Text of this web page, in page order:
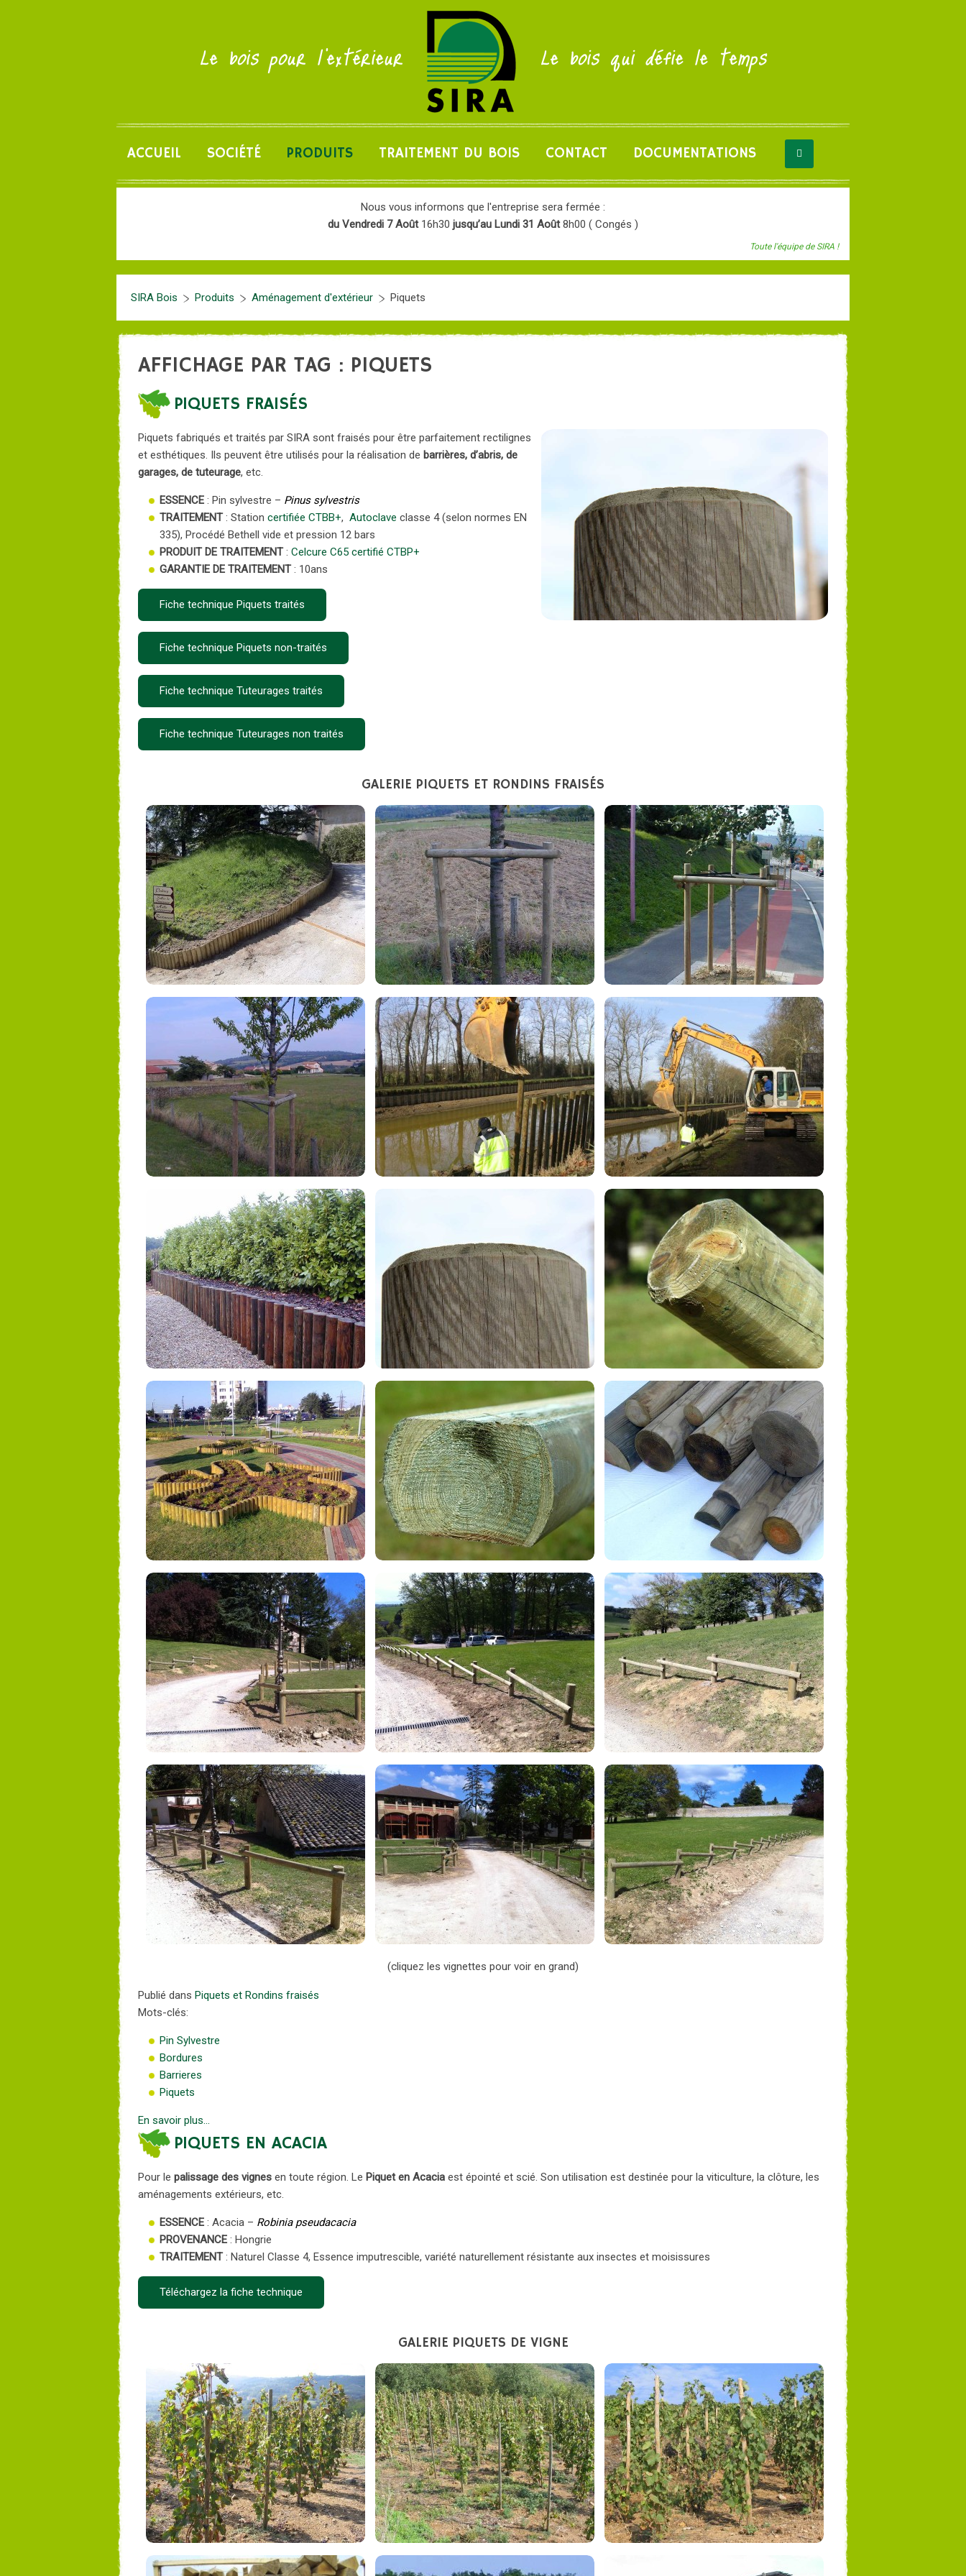
Le bois pour l'extérieur Le bois qui défie le temps
ACCUEIL SOCIÉTÉ PRODUITS TRAITEMENT DU BOIS CONTACT DOCUMENTATIONS
Nous vous informons que l'entreprise sera fermée :
du Vendredi 7 Août 16h30 jusqu’au Lundi 31 Août8h00 ( Congés )
Toute l'équipe de SIRA !
SIRA Bois Produits Aménagement d'extérieur Piquets
AFFICHAGE PAR TAG : PIQUETS
PIQUETS FRAISÉS
Piquets fabriqués et traités par SIRA sont fraisés pour être parfaitement rectilignes
et esthétiques. Ils peuvent être utilisés pour la réalisation de barrières, d’abris, de
garages, de tuteurage, etc.
ESSENCE : Pin sylvestre – Pinus sylvestris
TRAITEMENT: Station certifiée CTBB+, Autoclave classe 4 (selon normes EN
335), Procédé Bethell vide et pression 12 bars
PRODUIT DE TRAITEMENT: Celcure C65 certifié CTBP+
GARANTIE DE TRAITEMENT: 10ans
Fiche technique Piquets traités
Fiche technique Piquets non-traités
Fiche technique Tuteurages traités
Fiche technique Tuteurages non traités
GALERIE PIQUETS ET RONDINS FRAISÉS
(cliquez les vignettes pour voir en grand)
Publié dans Piquets et Rondins fraisés
Mots-clés:
Pin Sylvestre
Bordures
Barrieres
Piquets
En savoir plus...
PIQUETS EN ACACIA
Pour le palissage des vignes en toute région. Le Piquet en Acacia est épointé et scié. Son utilisation est destinée pour la viticulture, la clôture, les
aménagements extérieurs, etc.
ESSENCE : Acacia – Robinia pseudacacia
PROVENANCE : Hongrie
TRAITEMENT: Naturel Classe 4, Essence imputrescible, variété naturellement résistante aux insectes et moisissures
Téléchargez la fiche technique
GALERIE PIQUETS DE VIGNE